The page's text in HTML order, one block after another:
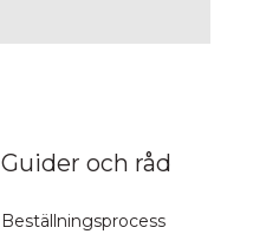
Guider och råd
Beställningsprocess